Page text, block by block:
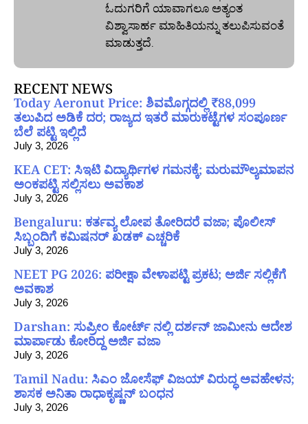
ಓದುಗರಿಗೆ ಯಾವಾಗಲೂ ಅತ್ಯಂತ
ವಿಶ್ವಾಸಾರ್ಹ ಮಾಹಿತಿಯನ್ನು ತಲುಪಿಸುವಂತೆ
ಮಾಡುತ್ತದೆ.
RECENT NEWS
Today Aeronut Price: ಶಿವಮೊಗ್ಗದಲ್ಲಿ ₹88,099
ತಲುಪಿದ ಅಡಿಕೆ ದರ; ರಾಜ್ಯದ ಇತರೆ ಮಾರುಕಟ್ಟೆಗಳ ಸಂಪೂರ್ಣ
ಬೆಲೆ ಪಟ್ಟಿ ಇಲ್ಲಿದೆ
July 3, 2026
KEA CET: ಸಿಇಟಿ ವಿದ್ಯಾರ್ಥಿಗಳ ಗಮನಕ್ಕೆ; ಮರುಮೌಲ್ಯಮಾಪನ
ಅಂಕಪಟ್ಟಿ ಸಲ್ಲಿಸಲು ಅವಕಾಶ
July 3, 2026
Bengaluru: ಕರ್ತವ್ಯ ಲೋಪ ತೋರಿದರೆ ವಜಾ; ಪೊಲೀಸ್
ಸಿಬ್ಬಂದಿಗೆ ಕಮಿಷನರ್ ಖಡಕ್ ಎಚ್ಚರಿಕೆ
July 3, 2026
NEET PG 2026: ಪರೀಕ್ಷಾ ವೇಳಾಪಟ್ಟಿ ಪ್ರಕಟ; ಅರ್ಜಿ ಸಲ್ಲಿಕೆಗೆ
ಅವಕಾಶ
July 3, 2026
Darshan: ಸುಪ್ರೀಂ ಕೋರ್ಟ್ ನಲ್ಲಿ ದರ್ಶನ್ ಜಾಮೀನು ಆದೇಶ
ಮಾರ್ಪಾಡು ಕೋರಿದ್ದ ಅರ್ಜಿ ವಜಾ
July 3, 2026
Tamil Nadu: ಸಿಎಂ ಜೋಸೆಫ್ ವಿಜಯ್ ವಿರುದ್ಧ ಅವಹೇಳನ;
ಶಾಸಕ ಅನಿತಾ ರಾಧಾಕೃಷ್ಣನ್ ಬಂಧನ
July 3, 2026